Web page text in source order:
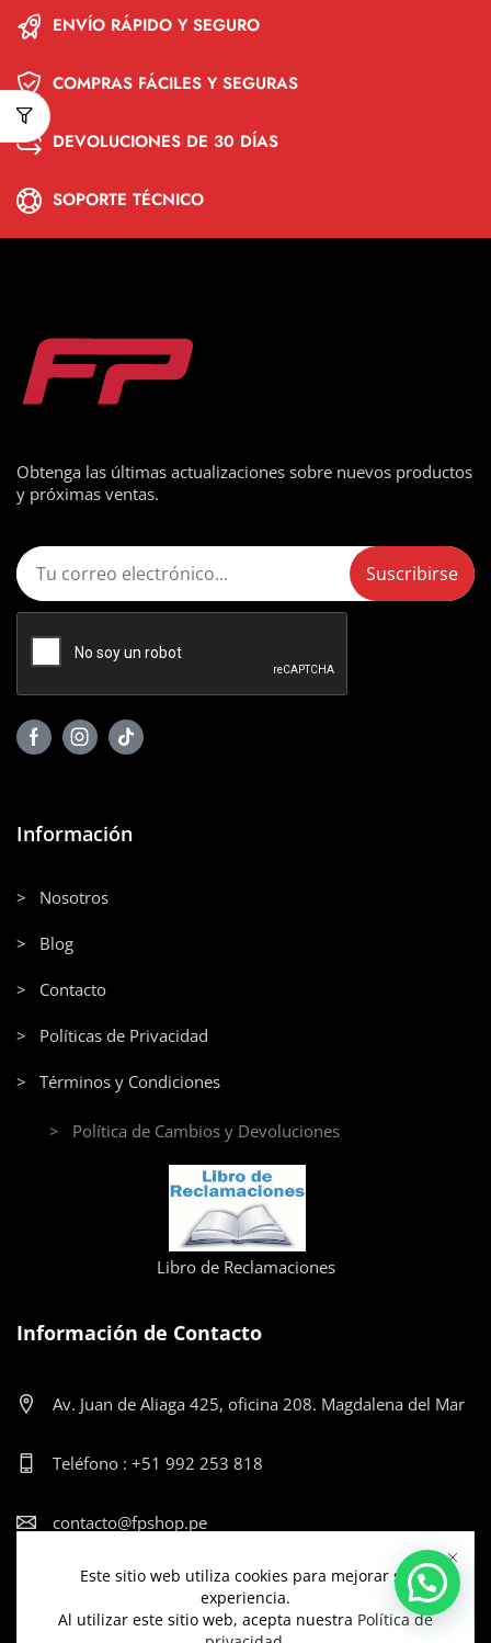
Este sitio web utiliza cookies para mejorar su
experiencia.
Al utilizar este sitio web, acepta nuestra Política de
ENVÍO RÁPIDO Y SEGURO
COMPRAS FÁCILES Y SEGURAS
DEVOLUCIONES DE 30 DÍAS
SOPORTE TÉCNICO
Obtenga las últimas actualizaciones sobre nuevos productos
y próximas ventas.
Información
> Nosotros
> Blog
> Contacto
> Políticas de Privacidad
> Términos y Condiciones
> Política de Cambios y Devoluciones
Libro de Reclamaciones
Información de Contacto
Av. Juan de Aliaga 425, oficina 208. Magdalena del Mar
Teléfono : +51 992 253 818
contacto@fpshop.pe
Lun-Vier: 9:00am - 12:00pm y de 2:00pm - 5:30pm